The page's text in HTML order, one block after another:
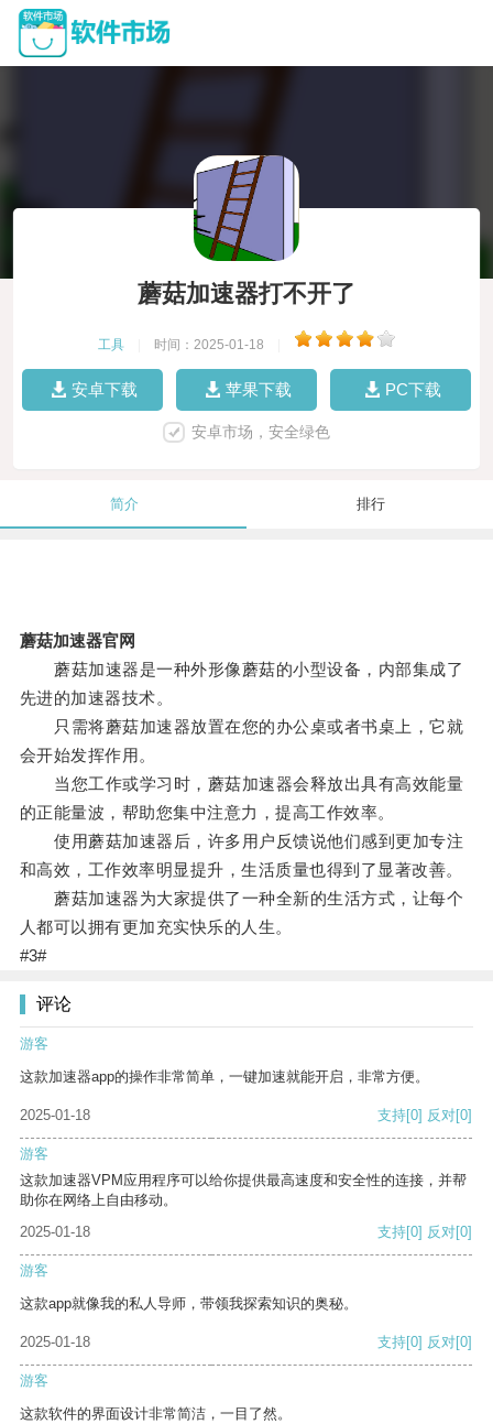
蘑菇加速器打不开了
工具 时间：2025-01-18
安卓下载 苹果下载 PC下载
安卓市场，安全绿色
简介 排行
蘑菇加速器官网
蘑菇加速器是一种外形像蘑菇的小型设备，内部集成了
先进的加速器技术。
只需将蘑菇加速器放置在您的办公桌或者书桌上，它就
会开始发挥作用。
当您工作或学习时，蘑菇加速器会释放出具有高效能量
的正能量波，帮助您集中注意力，提高工作效率。
使用蘑菇加速器后，许多用户反馈说他们感到更加专注
和高效，工作效率明显提升，生活质量也得到了显著改善。
蘑菇加速器为大家提供了一种全新的生活方式，让每个
人都可以拥有更加充实快乐的人生。
#3#
评论
游客
这款加速器app的操作非常简单，一键加速就能开启，非常方便。
2025-01-18 支持[0] 反对[0]
游客
这款加速器VPM应用程序可以给你提供最高速度和安全性的连接，并帮
助你在网络上自由移动。
2025-01-18
支持[0] 反对[0]
游客
这款app就像我的私人导师，带领我探索知识的奥秘。
2025-01-18 支持[0] 反对[0]
游客
这款软件的界面设计非常简洁，一目了然。